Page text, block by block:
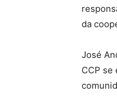
da
José
CCP